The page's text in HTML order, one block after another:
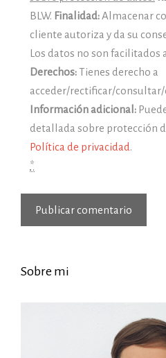
BLW. Finalidad:Almacenar
cliente autoriza y da su
Los datos no son facilitados
Derechos:Tienes derecho a
acceder/rectificar/
Información adicional:
detallada sobre protección
Política de privacidad .
*
Sobre mi